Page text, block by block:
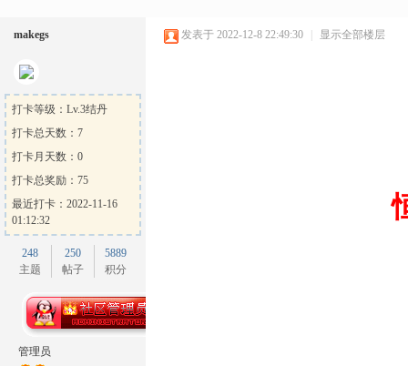
me
makegs
打卡等级：Lv.3结丹
打卡总天数：7
打卡月天数：0
打卡总奖励：75
最近打卡：2022-11-16
01:12:32
248
主题
250
帖子
5889
积分
管理员
发表于 2022-12-8 22:49:30 显示全部楼层